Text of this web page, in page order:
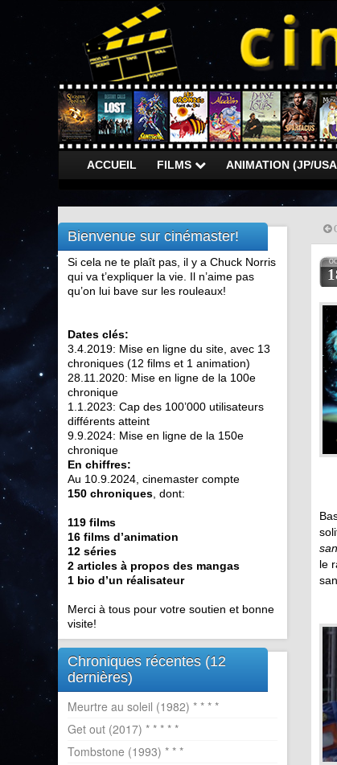
ACCUEIL FILMS ANIMATION (JP/
le
Bienvenue sur cinémaster!
Si cela ne te plaît pas, il y a Chuck Norris
qui va t’expliquer la vie. Il n’aime pas
qu’on lui bave sur les rouleaux!
Dates clés:
3.4.2019: Mise en ligne du site, avec 13
chroniques (12 films et 1 animation)
28.11.2020: Mise en ligne de la 100e
chronique
1.1.2023: Cap des 100’000 utilisateurs
différents atteint
9.9.2024: Mise en ligne de la 150e
chronique
En chiffres:
Au 10.9.2024, cinemaster compte
150 chroniques , dont:
119 films
16 films d’animation
12 séries
2 articles à propos des mangas
1 bio d’un réalisateur
Merci à tous pour votre soutien et bonne
visite!
Chroniques récentes (12
dernières)
Meurtre au soleil (1982) * * * *
Get out (2017) * * * * *
Tombstone (1993) * * *